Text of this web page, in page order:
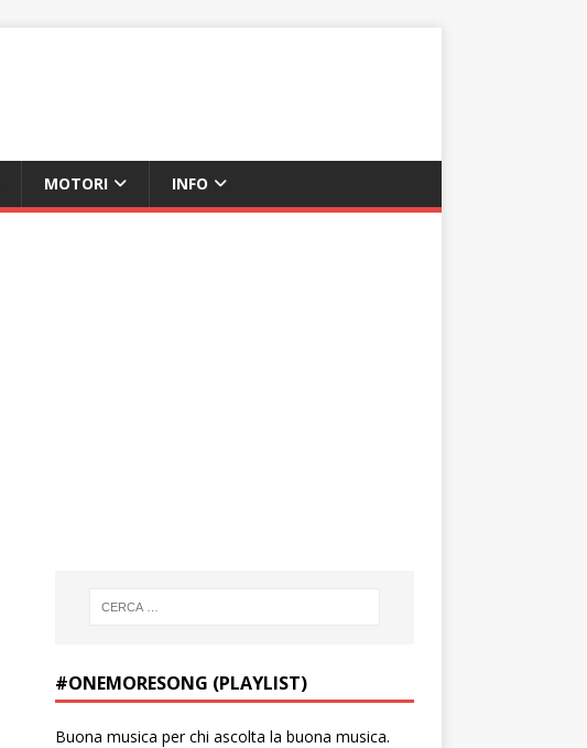
MOTORI INFO
#ONEMORESONG (PLAYLIST)
Buona musica per chi ascolta la buona musica.